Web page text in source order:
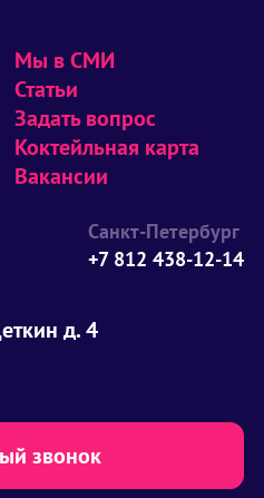
Мы в СМИ
Статьи
Задать вопрос
Коктейльная карта
Вакансии
Санкт-Петербург
+7 812 438-12-14
д. 4
звонок